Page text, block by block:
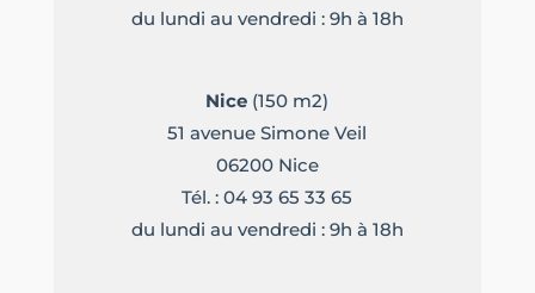
du lundi au vendredi : 9h à 18h
Nice (150 m2)
51 avenue Simone Veil
06200 Nice
Tél. :04 93 65 33 65
du lundi au vendredi : 9h à 18h